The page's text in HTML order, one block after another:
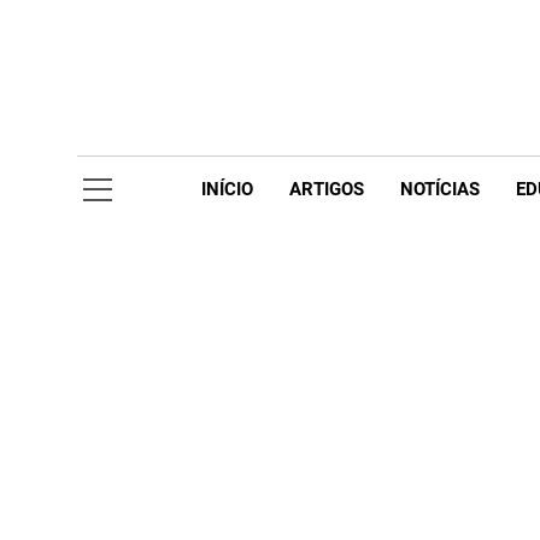
INÍCIO ARTIGOS NOTÍCIAS